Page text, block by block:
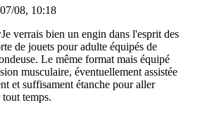
08, 10:18
Je verrais bien un engin dans l'esprit des
de jouets pour adulte équipés de
Le même format mais équipé
musculaire, éventuellement assistée
et suffisament étanche pour aller
temps.